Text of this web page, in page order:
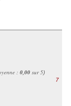
: 0,00sur 5)
7